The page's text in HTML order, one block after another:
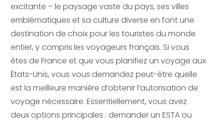
excitante – le paysage vaste du pays, ses villes
emblématiques et sa culture diverse en font une
destination de choix pour les touristes du monde
entier, y compris les voyageurs français. Si vous
êtes de France et que vous planifiez un voyage aux
États-Unis, vous vous demandez peut-être quelle
est la meilleure manière d’obtenir l’autorisation de
voyage nécessaire. Essentiellement, vous avez
deux options principales : demander un ESTA ou